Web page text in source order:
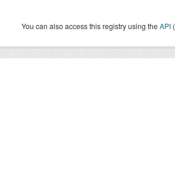
You can also access this registry using theAPI